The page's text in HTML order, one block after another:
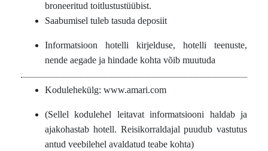
broneeritud toitlustustüübist.
Saabumisel tuleb tasuda deposiit
Informatsioon hotelli kirjelduse, hotelli teenuste,
nende aegade ja hindade kohta võib muutuda
Kodulehekülg: www.amari.com
(Sellel kodulehel leitavat informatsiooni haldab ja
ajakohastab hotell. Reisikorraldajal puudub vastutus
antud veebilehel avaldatud teabe kohta)